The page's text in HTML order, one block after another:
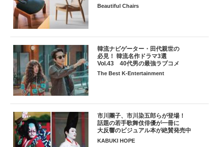
Beautiful Chairs
韓流ナビゲーター・田代親世の
必見！ 韓流名作ドラマ3選
Vol.43 40代男の最強ラブコメ
The Best K-Entertainment
市川團子、市川染五郎らが登場！
話題の若手歌舞伎俳優が一冊に
大反響のビジュアル本が絶賛発売中
KABUKI HOPE